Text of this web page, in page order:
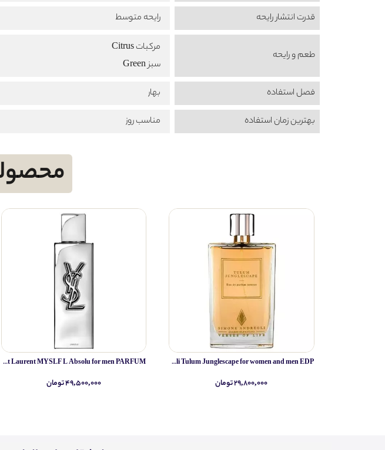
قدرت انتشار رایحه
رایحه متوسط
طعم‌ و رایحه
مرکبات Citrus
سبز Green
فصل استفاده
بهار
بهترین زمان استفاده
مناسب روز
Simone Andreoli Tulum Junglescape for women and men EDP
۲۹,۸۰۰,۰۰۰ تومان
Yves Saint Laurent MYSLF L Absolu for men PARFUM
۴۹,۵۰۰,۰۰۰ تومان